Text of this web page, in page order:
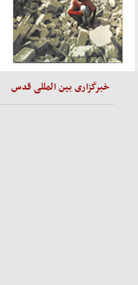
خبرگزاری بین المللی قدس